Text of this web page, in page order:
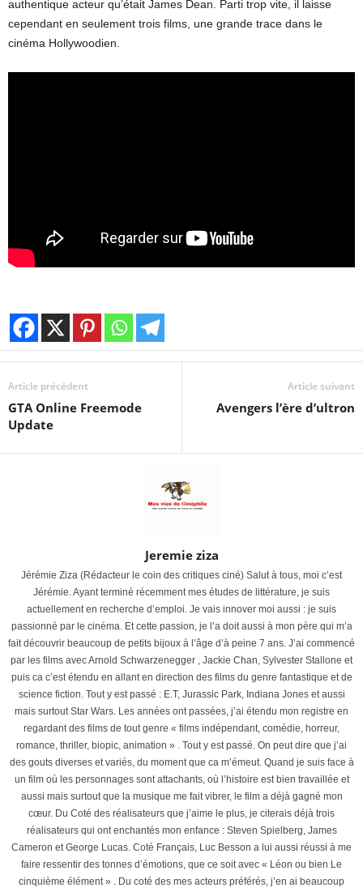
authentique acteur qu’était James Dean. Parti trop vite, il laisse
cependant en seulement trois films, une grande trace dans le
cinéma Hollywoodien.
Article précédent
GTA Online Freemode
Update
Article suivant
Avengers l’ère d’ultron
Jeremie ziza
Jérémie Ziza (Rédacteur le coin des critiques ciné) Salut à tous, moi c’est
Jérémie. Ayant terminé récemment mes études de littérature, je suis
actuellement en recherche d’emploi. Je vais innover moi aussi : je suis
passionné par le cinéma. Et cette passion, je l’a doit aussi à mon père qui m’a
fait découvrir beaucoup de petits bijoux à l’âge d’à peine 7 ans. J’ai commencé
par les films avec Arnold Schwarzenegger , Jackie Chan, Sylvester Stallone et
puis ca c’est étendu en allant en direction des films du genre fantastique et de
science fiction. Tout y est passé : E.T, Jurassic Park, Indiana Jones et aussi
mais surtout Star Wars. Les années ont passées, j’ai étendu mon registre en
regardant des films de tout genre « films indépendant, comédie, horreur,
romance, thriller, biopic, animation » . Tout y est passé. On peut dire que j’ai
des gouts diverses et variés, du moment que ca m’émeut. Quand je suis face à
un film où les personnages sont attachants, où l’histoire est bien travaillée et
aussi mais surtout que la musique me fait vibrer, le film a déjà gagné mon
cœur. Du Coté des réalisateurs que j’aime le plus, je citerais déjà trois
réalisateurs qui ont enchantés mon enfance : Steven Spielberg, James
Cameron et George Lucas. Coté Français, Luc Besson a lui aussi réussi à me
faire ressentir des tonnes d’émotions, que ce soit avec « Léon ou bien Le
cinquième élément » . Du coté des mes acteurs préférés, j’en ai beaucoup